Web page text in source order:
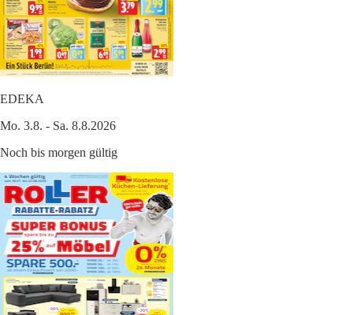
EDEKA
Mo. 3.8. - Sa. 8.8.2026
Noch bis morgen gültig